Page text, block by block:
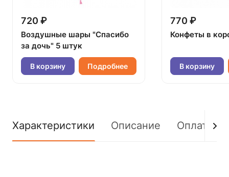
720 ₽
Воздушные шары "Спасибо
за дочь" 5 штук
В корзину Подробнее
770 ₽
Конфеты в
В корзину
Характеристики Описание Оплата